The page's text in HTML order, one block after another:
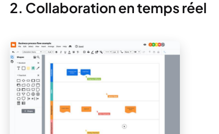
2. Collaboration en temps réel